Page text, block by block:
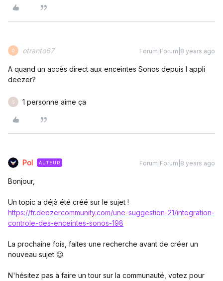
O otranto67 Forum|Forum|8 years ago
A quand un accès direct aux enceintes Sonos depuis l appli
deezer?
S 1 personne aime ça
Pol AUTEUR Forum|Forum|8 years ago
Bonjour,
Un topic a déjà été créé sur le sujet !
https://fr.deezercommunity.com/une-suggestion-21/integration-
controle-des-enceintes-sonos-198
La prochaine fois, faites une recherche avant de créer un
nouveau sujet 😉
N'hésitez pas à faire un tour sur la communauté, votez pour